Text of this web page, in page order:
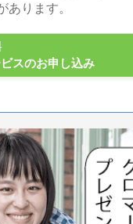
あります。
スのお申し込み